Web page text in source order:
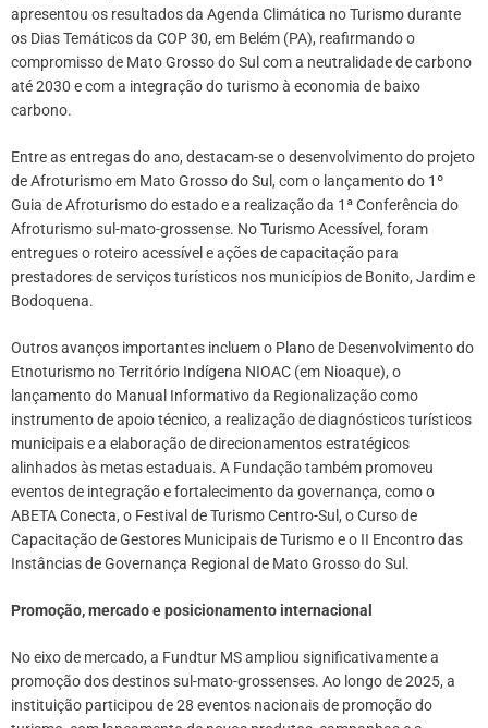
apresentou os resultados da Agenda Climática no Turismo durante
os Dias Temáticos da COP 30, em Belém (PA), reafirmando o
compromisso de Mato Grosso do Sul com a neutralidade de carbono
até 2030 e com a integração do turismo à economia de baixo
carbono.
Entre as entregas do ano, destacam-se o desenvolvimento do projeto
de Afroturismo em Mato Grosso do Sul, com o lançamento do 1º
Guia de Afroturismo do estado e a realização da 1ª Conferência do
Afroturismo sul-mato-grossense. No Turismo Acessível, foram
entregues o roteiro acessível e ações de capacitação para
prestadores de serviços turísticos nos municípios de Bonito, Jardim e
Bodoquena.
Outros avanços importantes incluem o Plano de Desenvolvimento do
Etnoturismo no Território Indígena NIOAC (em Nioaque), o
lançamento do Manual Informativo da Regionalização como
instrumento de apoio técnico, a realização de diagnósticos turísticos
municipais e a elaboração de direcionamentos estratégicos
alinhados às metas estaduais. A Fundação também promoveu
eventos de integração e fortalecimento da governança, como o
ABETA Conecta, o Festival de Turismo Centro-Sul, o Curso de
Capacitação de Gestores Municipais de Turismo e o II Encontro das
Instâncias de Governança Regional de Mato Grosso do Sul.
Promoção, mercado e posicionamento internacional
No eixo de mercado, a Fundtur MS ampliou significativamente a
promoção dos destinos sul-mato-grossenses. Ao longo de 2025, a
instituição participou de 28 eventos nacionais de promoção do